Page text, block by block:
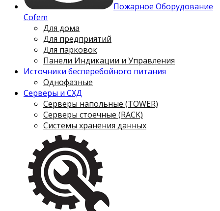
Пожарное Оборудование
Cofem
Для дома
Для предприятий
Для парковок
Панели Индикации и Управления
Источники бесперебойного питания
Однофазные
Серверы и СХД
Серверы напольные (TOWER)
Серверы стоечные (RACK)
Системы хранения данных